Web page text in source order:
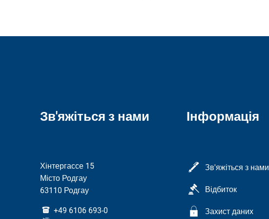
Зв'яжіться з нами
Хінтергассе 15
Місто Родгау
63110 Родгау
+49 6106 693-0
Інформація
Зв'яжіться з нами
Відбиток
Захист даних